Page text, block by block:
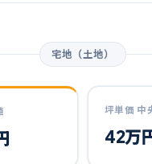
宅地（土地）
坪単価 中
42万